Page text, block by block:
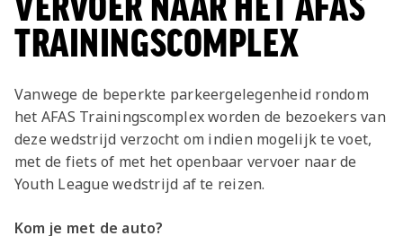
• Controle bij toegang door vertoon van
lidmaatschap (clubkaart of juniorclubs) en
legitimatie van de besteller.
TRAININGSCOMPLEX
Vanwege de beperkte parkeergelegenheid rondom
het AFAS Trainingscomplex worden de bezoekers van
deze wedstrijd verzocht om indien mogelijk te voet,
met de fiets of met het openbaar vervoer naar de
Youth League wedstrijd af te reizen.
Kom je met de auto?